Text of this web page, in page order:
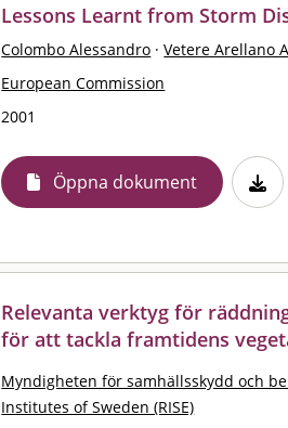
Lessons Learnt from Storm
Colombo Alessandro · Vetere Arellano
European Commission
2001
Öppna dokument
Relevanta verktyg för
för att tackla framtidens
Myndigheten för samhällsskydd och
Institutes of Sweden (RISE)